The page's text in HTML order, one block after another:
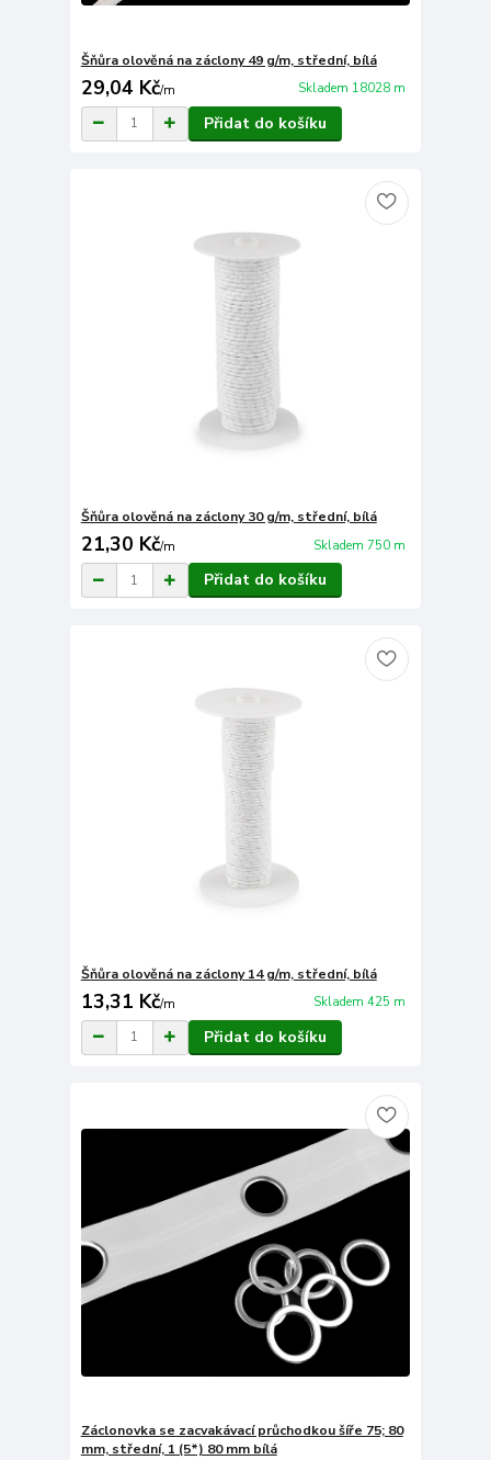
Šňůra olověná na záclony 49 g/m, střední, bílá
29,04 Kč/m Skladem 18028 m
Přidat do košíku
Šňůra olověná na záclony 30 g/m, střední, bílá
21,30 Kč/m Skladem 750 m
Přidat do košíku
Šňůra olověná na záclony 14 g/m, střední, bílá
13,31 Kč/m Skladem 425 m
Přidat do košíku
Záclonovka se zacvakávací průchodkou šíře 75; 80
mm, střední, 1 (5*) 80 mm bílá